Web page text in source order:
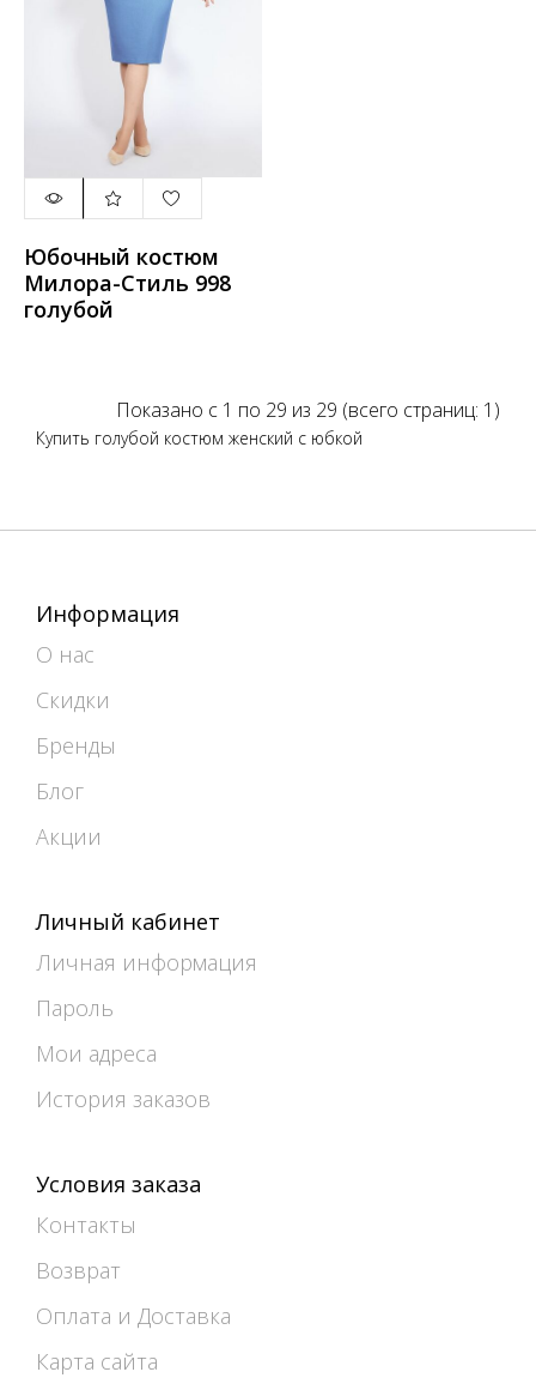
Юбочный костюм
Милора-Стиль 998
голубой
Показано с 1 по 29 из 29 (всего страниц: 1)
Купить голубой костюм женский с юбкой
Информация
О нас
Скидки
Бренды
Блог
Акции
Личный кабинет
Личная информация
Пароль
Мои адреса
История заказов
Условия заказа
Контакты
Возврат
Оплата и Доставка
Карта сайта